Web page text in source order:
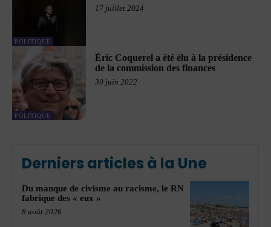
POLITIQUE
17 juillet 2024
POLITIQUE
Éric Coquerel a été élu à la présidence
de la commission des finances
30 juin 2022
Derniers articles à la Une
Du manque de civisme au racisme, le RN
fabrique des « eux »
8 août 2026